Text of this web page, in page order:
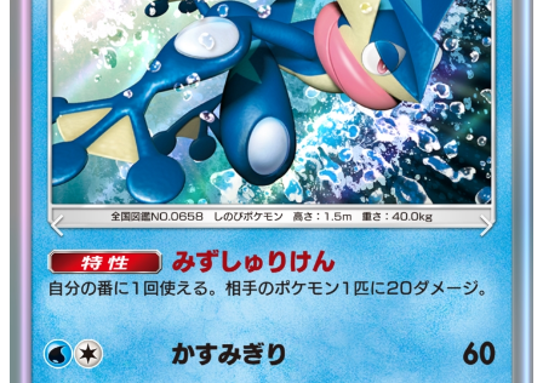
カテゴリ
特集記事
マンガ
女性向け
アプリレビュー
その他
電ファミニコゲーマーとは？